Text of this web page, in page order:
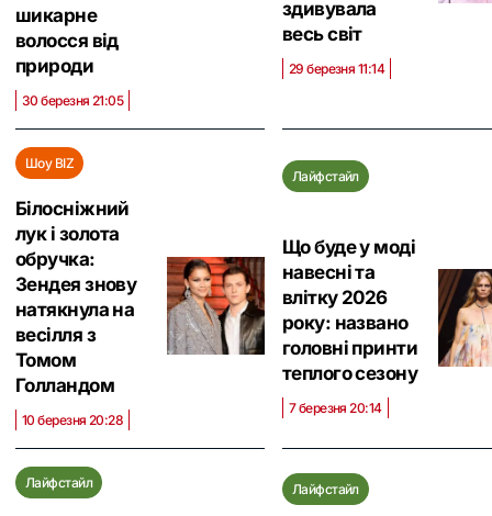
шикарне
волосся від
природи
30 березня 21:05
здивувала
весь світ
29 березня 11:14
Шоу BIZ
Білосніжний
лук і золота
обручка:
Зендея знову
натякнула на
весілля з
Томом
Голландом
10 березня 20:28
Лайфстайл
Що буде у моді
навесні та
влітку 2026
року: названо
головні принти
теплого сезону
7 березня 20:14
Лайфстайл Лайфстайл